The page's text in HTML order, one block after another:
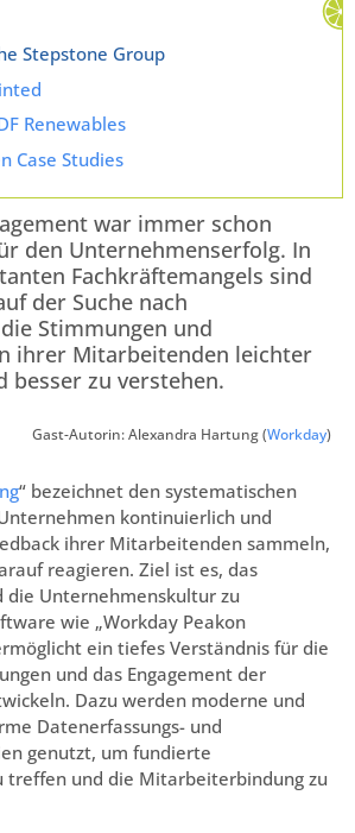
Stepstone Group
Renewables
Case Studies
war immer schon
den Unternehmenserfolg. In
Fachkräftemangels sind
der Suche nach
Stimmungen und
ihrer Mitarbeitenden leichter
besser zu verstehen.
Gast-Autorin: Alexandra Hartung (Workday)
“ bezeichnet den systematischen
kontinuierlich und
ihrer Mitarbeitenden sammeln,
reagieren. Ziel ist es, das
die Unternehmenskultur zu
wie „Workday Peakon
ein tiefes Verständnis für die
und das Engagement der
Dazu werden moderne und
Datenerfassungs- und
genutzt, um fundierte
treffen und die Mitarbeiterbindung zu